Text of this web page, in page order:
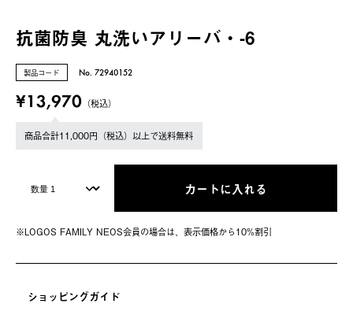
抗菌防臭 丸洗いアリーバ・-6
製品コード No. 72940152
¥13,970 （税込）
商品合計11,000円（税込）以上で送料無料
カートに入れる
※LOGOS FAMILY NEOS会員の場合は、表⽰価格から10%割引
ショッピングガイド